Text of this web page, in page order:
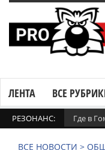
ЛЕНТА ВСЕ
РЕЗОНАНС: Где в
ВСЕ НОВОСТИ >